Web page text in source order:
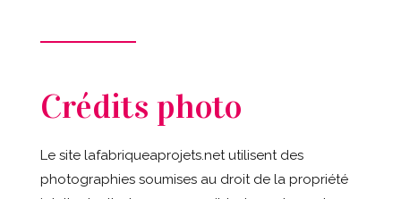
Crédits photo
Le site lafabriqueaprojets.net utilisent des
photographies soumises au droit de la propriété